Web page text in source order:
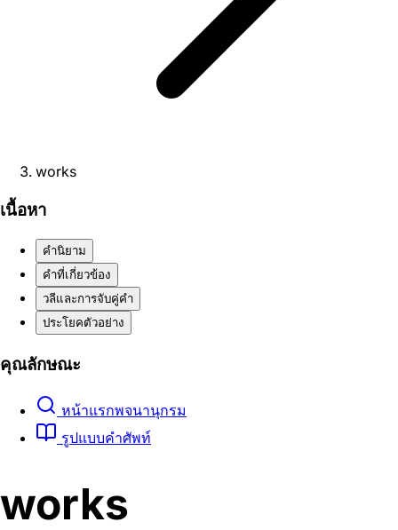
works
เนื้อหา
คำนิยาม
คำที่เกี่ยวข้อง
วลีและการจับคู่คำ
ประโยคตัวอย่าง
คุณลักษณะ
หน้าแรกพจนานุกรม
รูปแบบคำศัพท์
works